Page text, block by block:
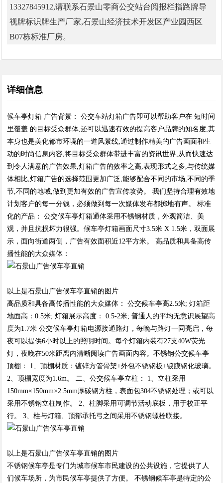
13327845912,请联系石景山零商公交站台阅报栏指路牌导
视牌标识牌生产厂家,石景山经济技术开发区产业园西区
B07栋标准厂房。
详细信息
候车亭灯箱 广告背景： 公交车站灯箱广告即可以帮助客户在 短时间
里覆盖 的目标受众群体,还可以迅速有效的提高客户品牌的知名度,其
本身也是美化都市环境的一道风景线,通过制作精美的广告画面和生
动的时尚信息内容,将目标受众群体带进丰富的资讯世界,从而快速达
到令人满意的广告效果,灯箱广告的效率之高,表现形式之多,与传统媒
体相比,灯箱广告的选择范围更加广泛,能够配合不同的市场,不同的季
节,不同的地域,做到更加有效的广告宣传攻势。 我们坚持合理有效地
计划客户的每一分钱，必须做到每一次媒体发布都掷地有声。 标准
化的产品： 公交候车亭灯箱通体采用不锈钢材质，外观简洁、美
观，并且抗损坏力很强。候车亭灯箱画面尺寸3.5米 X 1.5米，双面展
示，面向街道两侧，广告有效面积近12平方米。 高品质和具备高传
播性能的大众媒体：
以上是石景山广告候车亭直销的图片
高品质和具备高传播性能的大众媒体： 公交候车亭高2.5米; 灯箱距
地面高：0.5米; 灯箱展示高度： 0.5-2米; 普通人的平均无意识展望高
度为1.7米 公交候车亭灯箱电源接通路灯，每晚与路灯一同亮启，每
夜可以提供6小时以上的照明时间。每个灯箱内装有27支40W荧光
灯，夜晚在50米距离内清晰阅读广告画面内容。不锈钢公交候车亭
顶棚： 1、顶棚材质：镀锌方管骨架+外包不锈钢板+镀膜钢化玻璃。
2、顶棚宽度为1.6m。 二、公交候车亭立柱： 1、立柱采用
150mm×150mm×2.5mm厚碳钢方柱，表面包304不锈钢处理；或可以
采用不锈钢立柱制作。 2、柱脚采用可调节活动底板，用于校正平
行。 3、柱与灯箱、顶部承托弓之间采用不锈钢螺栓联接。
以上是石景山广告候车亭直销的图片
不锈钢候车亭是专门为城市候车市民建设的公共设施，它提供了人
们候车场所，为市民候车亭提供了方便。 不锈钢候车亭是特定的公